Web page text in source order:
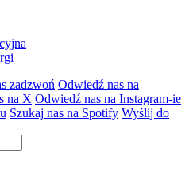
zadzwoń Odwiedź nas na
na X Odwiedź nas na Instagram-ie
Szukaj nas na Spotify Wyślij do